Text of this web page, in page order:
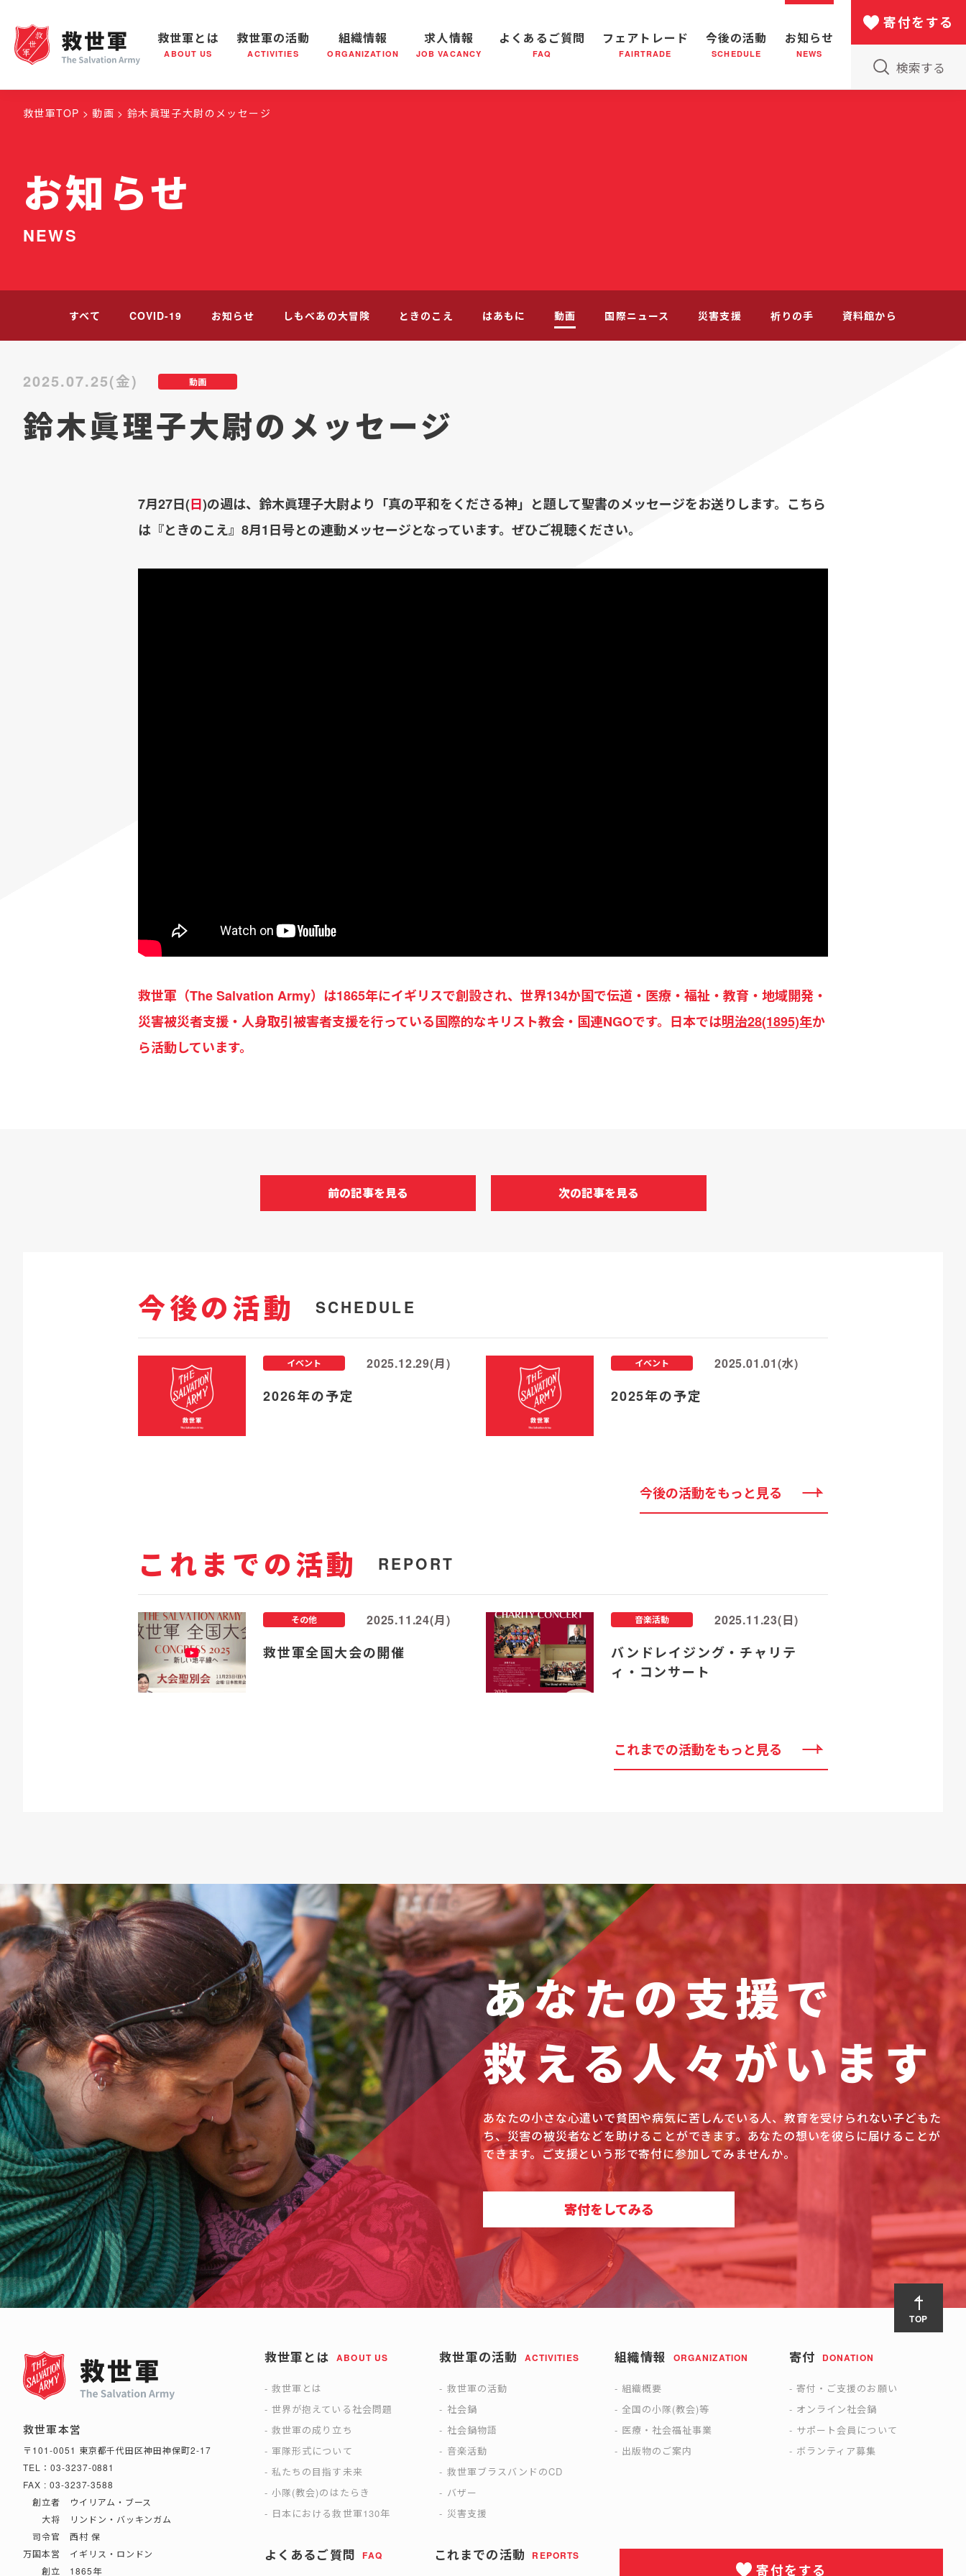
救世軍とは
ABOUT US
救世軍とは 世界が抱えている社会問題 救世軍の成り立ち 軍隊形式について 私たちの目指す未来 小隊(教会)のはたらき 日本における救世軍の130年
救世軍の活動
ACTIVITIES
救世軍の活動 社会鍋 社会鍋物語 音楽活動 救世軍ブラスバンドのCD バザー 災害支援
組織情報
ORGANIZATION
組織概要 全国の小隊(教会)等について 医療・社会福祉事業 出版物のご案内
求人情報
JOB VACANCY
よくあるご質問
FAQ
フェアトレード
FAIRTRADE
今後の活動
SCHEDULE
お知らせ
NEWS
検索する
寄付をする
救世軍TOP 動画 鈴木眞理子大尉のメッセージ
お知らせ
NEWS
すべて COVID-19 お知らせ しもべあの大冒険 ときのこえ はあもに 動画 国際ニュース 災害支援 祈りの手 資料館から
動画
2025.07.25(金)
鈴木眞理子大尉のメッセージ
7月27日(日)の週は、鈴木眞理子大尉より「真の平和をくださる神」と題して聖書のメッセージをお送りします。こちら
は『ときのこえ』8月1日号との連動メッセージとなっています。ぜひご視聴ください。
救世軍（The Salvation Army）は1865年にイギリスで創設され、世界134か国で伝道・医療・福祉・教育・地域開発・
災害被災者支援・人身取引被害者支援を行っている国際的なキリスト教会・国連NGOです。日本では明治28(1895)年か
ら活動しています。
前の記事を見る 次の記事を見る
今後の活動 SCHEDULE
2026年の予定
イベント 2025.12.29(月)
2025年の予定
イベント 2025.01.01(水)
今後の活動をもっと見る
これまでの活動 REPORT
救世軍全国大会の開催
その他 2025.11.24(月)
バンドレイジング・チャリテ
ィ・コンサート
音楽活動 2025.11.23(日)
これまでの活動をもっと見る
あなたの支援で
救える人々がいます
あなたの小さな心遣いで貧困や病気に苦しんでいる人、教育を受けられない子どもた
ち、災害の被災者などを助けることができます。あなたの想いを彼らに届けることが
できます。ご支援という形で寄付に参加してみませんか。
寄付をしてみる
TOP
救世軍本営
〒101-0051 東京都千代田区神田神保町2-17
TEL：03-3237-0881
FAX : 03-3237-3588
創立者 ウイリアム・ブース
大将 リンドン・バッキンガム
司令官 西村 保
万国本営 イギリス・ロンドン
創立 1865年
救世軍とは ABOUT US
救世軍とは
世界が抱えている社会問題
救世軍の成り立ち
軍隊形式について
私たちの目指す未来
小隊(教会)のはたらき
日本における救世軍130年
救世軍の活動 ACTIVITIES
救世軍の活動
社会鍋
社会鍋物語
音楽活動
救世軍ブラスバンドのCD
バザー
災害支援
組織情報 ORGANIZATION
組織概要
全国の小隊(教会)等
医療・社会福祉事業
出版物のご案内
寄付 DONATION
寄付・ご支援のお願い
オンライン社会鍋
サポート会員について
ボランティア募集
よくあるご質問 FAQ これまでの活動 REPORTS
寄付をする